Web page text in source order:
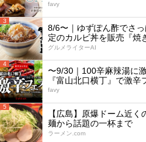
favy
3
8/6〜｜ゆずぽん酢でさ
定のカルビ丼を販売『焼
グルメライターAI
4
〜9/30｜100辛麻辣湯に
『富山北口横丁』で激辛
favy
5
【広島】原爆ドーム近
麺から話題の一杯まで
ラーメン.com